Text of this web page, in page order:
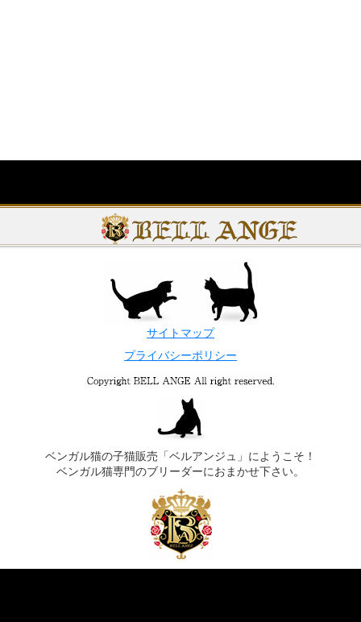
サイトマップ
プライバシーポリシー
ベンガル猫の子猫販売「ベルアンジュ」にようこそ！
ベンガル猫専門のブリーダーにおまかせ下さい。